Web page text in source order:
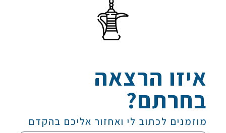
איזו הרצאה
בחרתם?
מוזמנים לכתוב לי ואחזור אליכם בהקדם